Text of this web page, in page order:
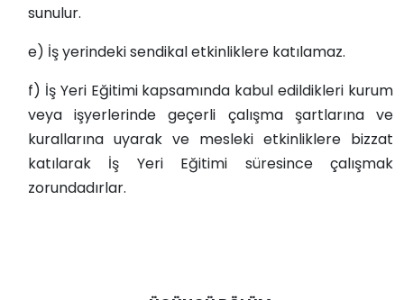
sunulur.
e) İş yerindeki sendikal etkinliklere katılamaz.
f) İş Yeri Eğitimi kapsamında kabul edildikleri kurum
veya işyerlerinde geçerli çalışma şartlarına ve
kurallarına uyarak ve mesleki etkinliklere bizzat
katılarak İş Yeri Eğitimi süresince çalışmak
zorundadırlar.